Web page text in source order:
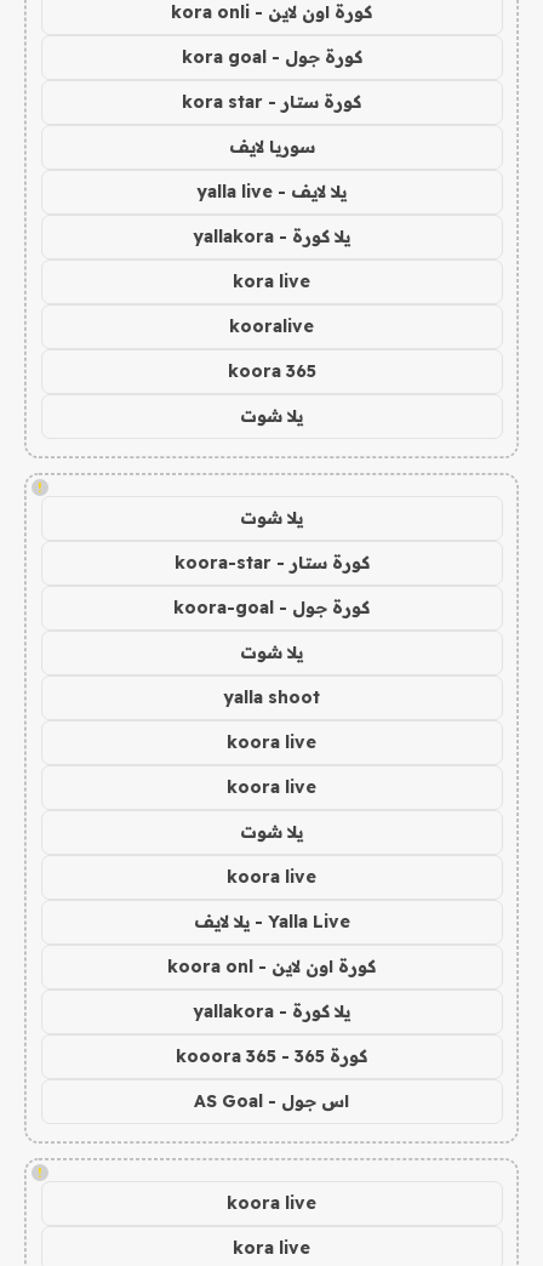
كورة اون لاين - kora onli
كورة جول - kora goal
كورة ستار - kora star
سوريا لايف
يلا لايف - yalla live
يلا كورة - yallakora
kora live
kooralive
koora 365
يلا شوت
!
يلا شوت
كورة ستار - koora-star
كورة جول - koora-goal
يلا شوت
yalla shoot
koora live
koora live
يلا شوت
koora live
Yalla Live - يلا لايف
كورة اون لاين - koora onl
يلا كورة - yallakora
كورة 365 - kooora 365
اس جول - AS Goal
!
koora live
kora live